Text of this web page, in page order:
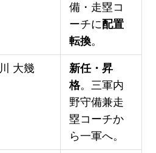
備・走塁コ
ーチに配置
転換。
大幾
新任・昇
格。三軍内
野守備兼走
塁コーチか
ら一軍へ。